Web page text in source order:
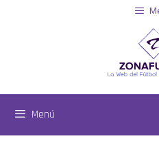
Menú